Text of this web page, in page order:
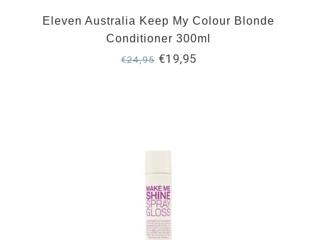
Eleven Australia Keep My Colour Blonde
Conditioner 300ml
€24,95€19,95